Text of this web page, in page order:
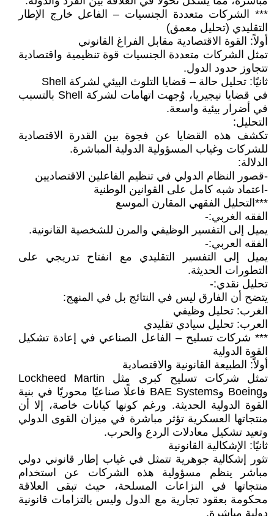
*** الشركات متعددة الجنسيات – الفاعل خارج الإطار
التقليدي (تحليل معمق)
أولاً: القوة الاقتصادية مقابل الفراغ القانوني
تمثل الشركات متعددة الجنسيات قوة تنظيمية واقتصادية
تتجاوز حدود الدول.
ثانيًا: تحليل حالة – قضايا التلوث البيئي لشركة Shell
في قضايا نيجيريا، وُجهت اتهامات لشركة Shell بالتسبب
في أضرار بيئية واسعة.
التحليل:
تكشف هذه القضايا عن فجوة بين القدرة الاقتصادية
للشركات وغياب المسؤولية الدولية المباشرة.
الدلالة:
-قصور النظام الدولي في تنظيم الفاعلين الاقتصاديين
-اعتماد شبه كامل على القوانين الوطنية
***التحليل الفقهي المقارن الموسع
الفقه الغربي:-
يميل إلى التفسير الوظيفي والمرن للشخصية القانونية.
الفقه العربي:-
يميل إلى التفسير التقليدي مع انفتاح تدريجي على
التطورات الحديثة.
تحليل نقدي:-
يتضح أن الفارق ليس في النتائج بل في المنهج:
الغرب: تحليل وظيفي
العرب: تحليل سيادي تقليدي
*** شركات تسليح – الفاعل الصناعي في إعادة تشكيل
القوة الدولية
أولاً: الطبيعة القانونية والاقتصادية
تمثل شركات تسليح كبرى مثل Lockheed Martin
وBoeing وBAE Systems فاعلًا صناعيًا محوريًا في بنية
القوة الدولية الحديثة. ورغم كونها كيانات خاصة، إلا أن
منتجاتها العسكرية تؤثر مباشرة في ميزان القوى الدولي
وتعيد تشكيل معادلات الردع والحرب.
ثانيًا: الإشكالية القانونية
تثور إشكالية جوهرية تتمثل في غياب إطار قانوني دولي
مباشر ينظم مسؤولية هذه الشركات عن استخدام
منتجاتها في النزاعات المسلحة، حيث تبقى العلاقة
محكومة بعقود تجارية مع الدول وليس بالتزامات قانونية
دولية مباشرة.